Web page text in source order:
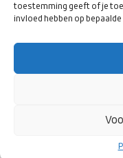
toestemming geeft of je
invloed hebben op
Nathan Smits